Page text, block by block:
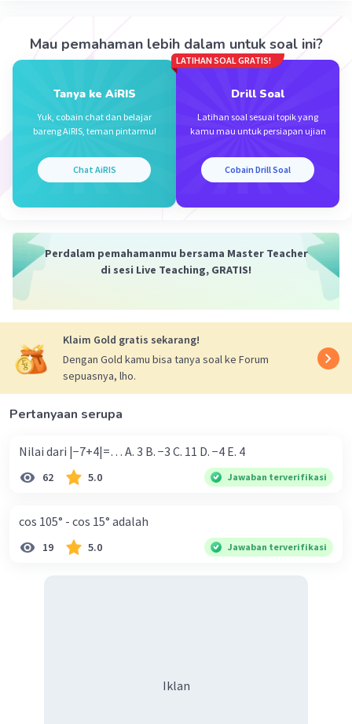
Iklan
Mau pemahaman lebih dalam untuk soal ini?
Tanya ke AiRIS
Yuk, cobain chat dan belajar
bareng AiRIS, teman pintarmu!
Chat AiRIS
LATIHAN SOAL GRATIS!
Drill Soal
Latihan soal sesuai topik yang
kamu mau untuk persiapan ujian
Cobain Drill Soal
Perdalam pemahamanmu bersama Master Teacher
di sesi Live Teaching, GRATIS!
Klaim Gold gratis sekarang!
Dengan Gold kamu bisa tanya soal ke Forum
sepuasnya, lho.
Pertanyaan serupa
Nilai dari |−7+4|=… A. 3 B. −3 C. 11 D. −4 E. 4
62 5.0 Jawaban terverifikasi
cos 105° - cos 15° adalah
19 5.0 Jawaban terverifikasi
Iklan